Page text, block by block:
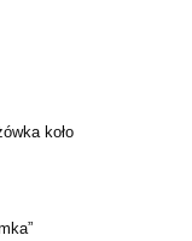
koło